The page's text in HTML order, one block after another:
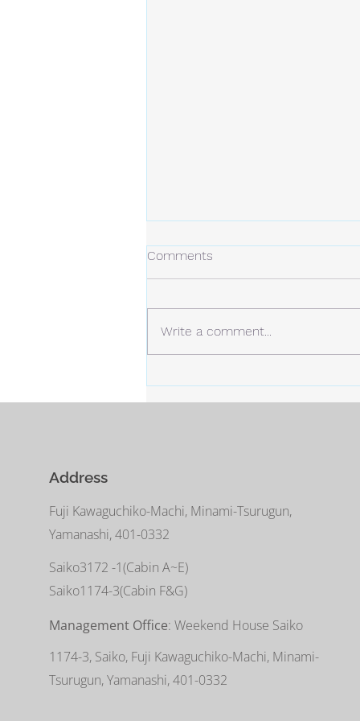
冬の日
今年の冬は、今のところ雪は少な
所。 白い雪と青い空。
Comments
Write a comment...
Address
Fuji Kawaguchiko-Machi, Minami-Tsurugun,
Yamanashi, 401-0332
Saiko3172 -1(Cabin A~E)
Saiko1174-3(​Cabin F&G)
Management Office: Weekend House Saiko
1174-3, Saiko, Fuji Kawaguchiko-Machi, Minami-
Tsurugun, Yamanashi, 401-0332